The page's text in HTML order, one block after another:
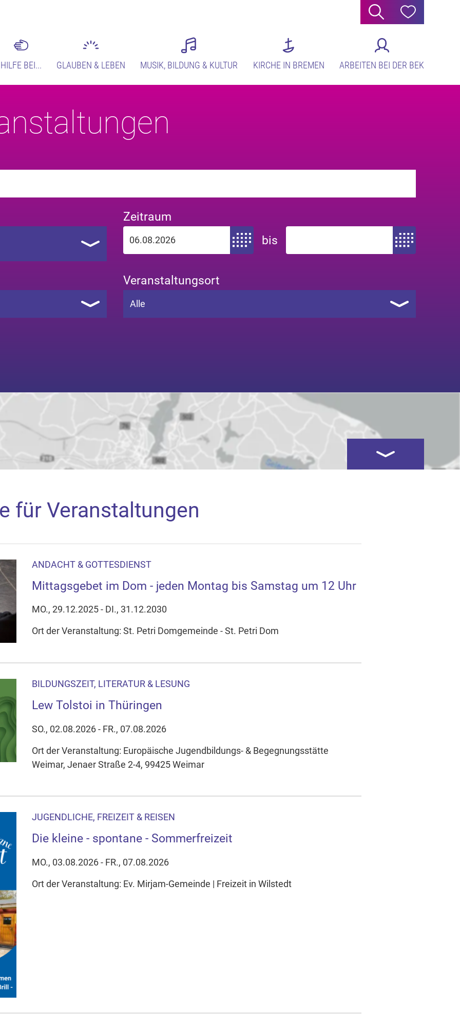
Suche Hilfe
HILFE BEI... GLAUBEN & LEBEN MUSIK, BILDUNG & KULTUR KIRCHE IN BREMEN ARBEITEN BEI DER BEK
Zeitraum
Zeitraum von
bis Zeitraum bis
Veranstaltungsort
Alle
akzeptieren Sie, dass die Anwendung Google Maps beim Aktivieren von
Gerät setzt, z.B. zwecks Reichweitenmessung und profilbasierter Werbung.
Ihre Cookie-Einstellungen anpassen
Kartenansicht öffnen
für Veranstaltungen
ANDACHT & GOTTESDIENST
Mittagsgebet im Dom - jeden Montag bis Samstag um 12 Uhr
MO., 29.12.2025 - DI., 31.12.2030
Ort der Veranstaltung: St. Petri Domgemeinde - St. Petri Dom
BILDUNGSZEIT, LITERATUR & LESUNG
Lew Tolstoi in Thüringen
SO., 02.08.2026 - FR., 07.08.2026
Ort der Veranstaltung: Europäische Jugendbildungs- & Begegnungsstätte
Weimar, Jenaer Straße 2-4, 99425 Weimar
JUGENDLICHE, FREIZEIT & REISEN
Die kleine - spontane - Sommerfreizeit
MO., 03.08.2026 - FR., 07.08.2026
Ort der Veranstaltung: Ev. Mirjam-Gemeinde | Freizeit in Wilstedt